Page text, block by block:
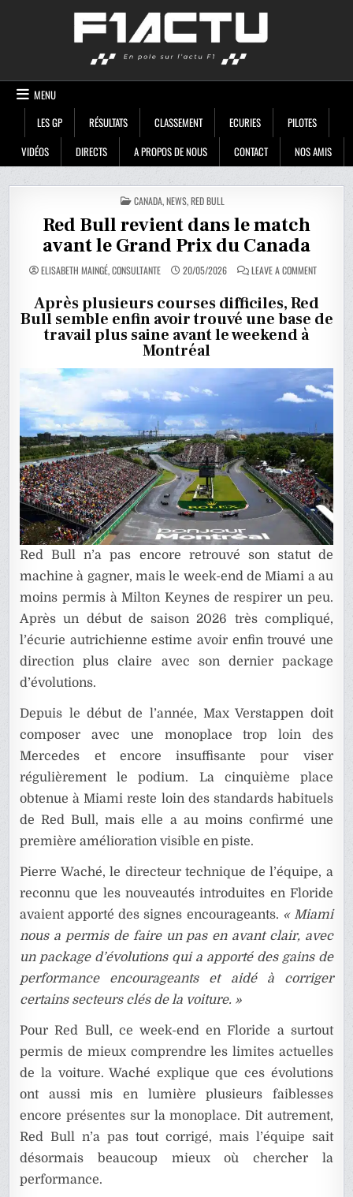
MENU
LES GP
RÉSULTATS CLASSEMENT ECURIES
PILOTES
VIDÉOS
DIRECTS A PROPOS DE NOUS CONTACT NOS AMIS
POSTED
IN
CANADA,NEWS,RED BULL
Red Bull revient dans le match
avant le Grand Prix du Canada
ELISABETH MAINGÉ, CONSULTANTE 20/05/2026 LEAVE A COMMENTON
RED
REVIENT
DANS
LE
MATCH
DU
CANADA
Après plusieurs courses difficiles, Red
Bull semble enfin avoir trouvé une base de
travail plus saine avant le weekend à
Montréal
Red Bull n’a pas encore retrouvé son statut de
machine à gagner, mais le week-end de Miami a au
moins permis à Milton Keynes de respirer un peu.
Après un début de saison 2026 très compliqué,
l’écurie autrichienne estime avoir enfin trouvé une
direction plus claire avec son dernier package
d’évolutions.
Depuis le début de l’année, Max Verstappen doit
composer avec une monoplace trop loin des
Mercedes et encore insuffisante pour viser
régulièrement le podium. La cinquième place
obtenue à Miami reste loin des standards habituels
de Red Bull, mais elle a au moins confirmé une
première amélioration visible en piste.
Pierre Waché, le directeur technique de l’équipe, a
reconnu que les nouveautés introduites en Floride
avaient apporté des signes encourageants. « Miami
nous a permis de faire un pas en avant clair, avec
un package d’évolutions qui a apporté des gains de
performance encourageants et aidé à corriger
certains secteurs clés de la voiture. »
Pour Red Bull, ce week-end en Floride a surtout
permis de mieux comprendre les limites actuelles
de la voiture. Waché explique que ces évolutions
ont aussi mis en lumière plusieurs faiblesses
encore présentes sur la monoplace. Dit autrement,
Red Bull n’a pas tout corrigé, mais l’équipe sait
désormais beaucoup mieux où chercher la
performance.